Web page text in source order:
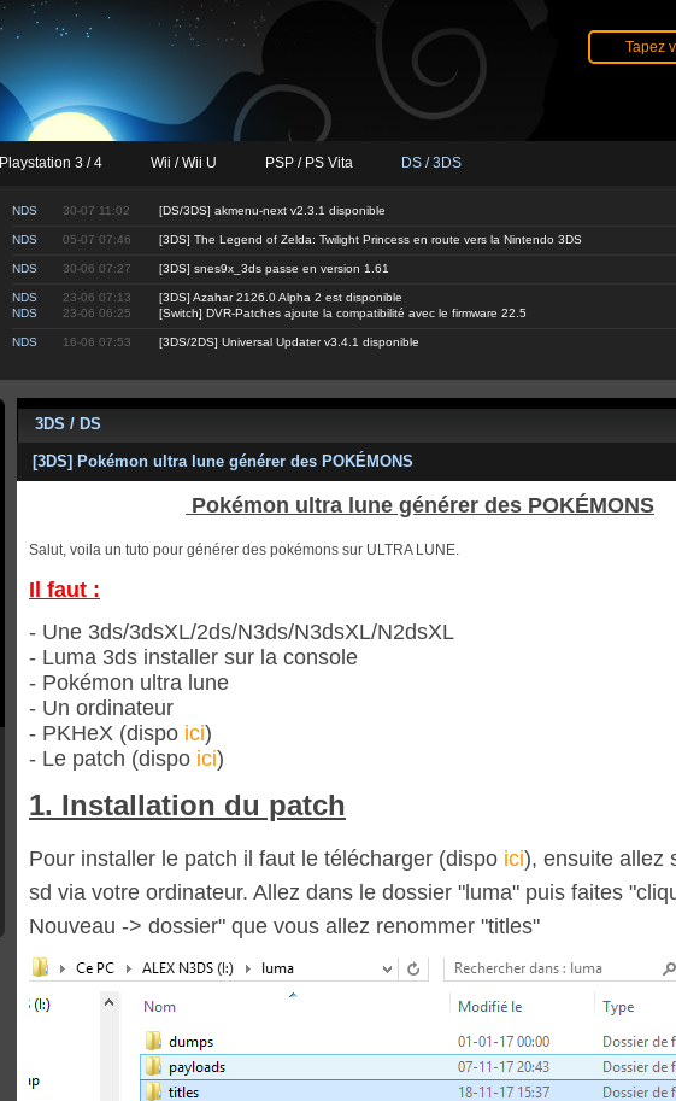
Playstation 3 / 4 Wii / Wii U PSP / PS Vita DS / 3DS
NDS 30-07 11:02 [DS/3DS] akmenu-next v2.3.1 disponible
NDS 05-07 07:46 [3DS] The Legend of Zelda: Twilight Princess en route vers la Nintendo 3DS
NDS 30-06 07:27 [3DS] snes9x_3ds passe en version 1.61
NDS 23-06 07:13
[3DS] Azahar 2126.0 Alpha 2 est disponible
NDS
23-06 06:25 [Switch] DVR-Patches ajoute la compatibilité avec le firmware 22.5
NDS 16-06 07:53 [3DS/2DS] Universal Updater v3.4.1 disponible
3DS / DS
[3DS] Pokémon ultra lune générer des POKÉMONS
Pokémon ultra lune générer des POKÉMONS
Salut, voila un tuto pour générer des pokémons sur ULTRA LUNE.
Il faut :
- Une 3ds/3dsXL/2ds/N3ds/N3dsXL/N2dsXL
- Luma 3ds installer sur la console
- Pokémon ultra lune
- Un ordinateur
- PKHeX (dispo ici)
- Le patch (dispo ici)
1. Installation du patch
Pour installer le patch il faut le télécharger (dispo ici), ensuite allez
sd via votre ordinateur. Allez dans le dossier "luma" puis faites
Nouveau -> dossier" que vous allez renommer "titles"